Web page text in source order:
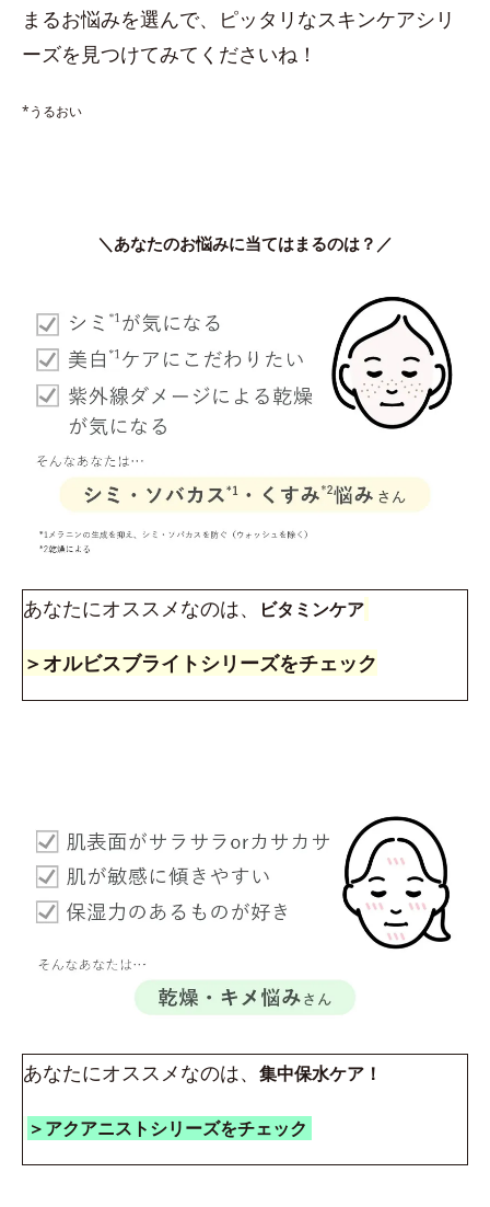
まるお悩みを選んで、ピッタリなスキンケアシリ
ーズを見つけてみてくださいね！
*うるおい
＼あなたのお悩みに当てはまるのは？／
あなたにオススメなのは、 ビタミンケア
＞オルビスブライトシリーズをチェック
あなたにオススメなのは、 集中保水ケア！
＞アクアニストシリーズをチェック